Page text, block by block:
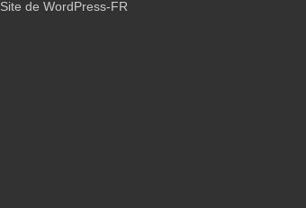
Site de WordPress-FR